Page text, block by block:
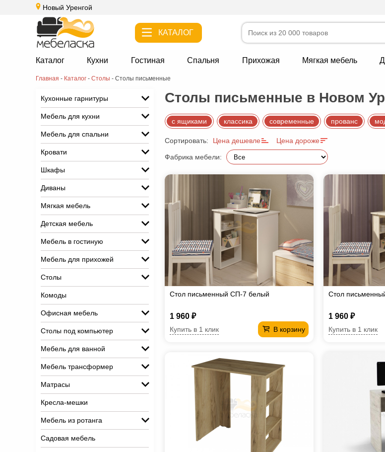
Новый Уренгой
КАТАЛОГ
Каталог Кухни Гостиная Спальня Прихожая Мягкая мебель
Главная - Каталог - Столы - Столы письменные
Кухонные гарнитуры
Мебель для кухни
Мебель для спальни
Кровати
Шкафы
Диваны
Мягкая мебель
Детская мебель
Мебель в гостиную
Мебель для прихожей
Столы
Комоды
Офисная мебель
Столы под компьютер
Мебель для ванной
Мебель трансформер
Матрасы
Кресла-мешки
Мебель из ротанга
Садовая мебель
Столы письменные в Новом
с ящиками классика современные прованс
Сортировать: Цена дешевле Цена дороже
Фабрика мебели:
Стол письменный СП-7 белый
1 960 ₽
В корзину
Купить в 1 клик
Стол
1 960 ₽
Купить в 1 клик